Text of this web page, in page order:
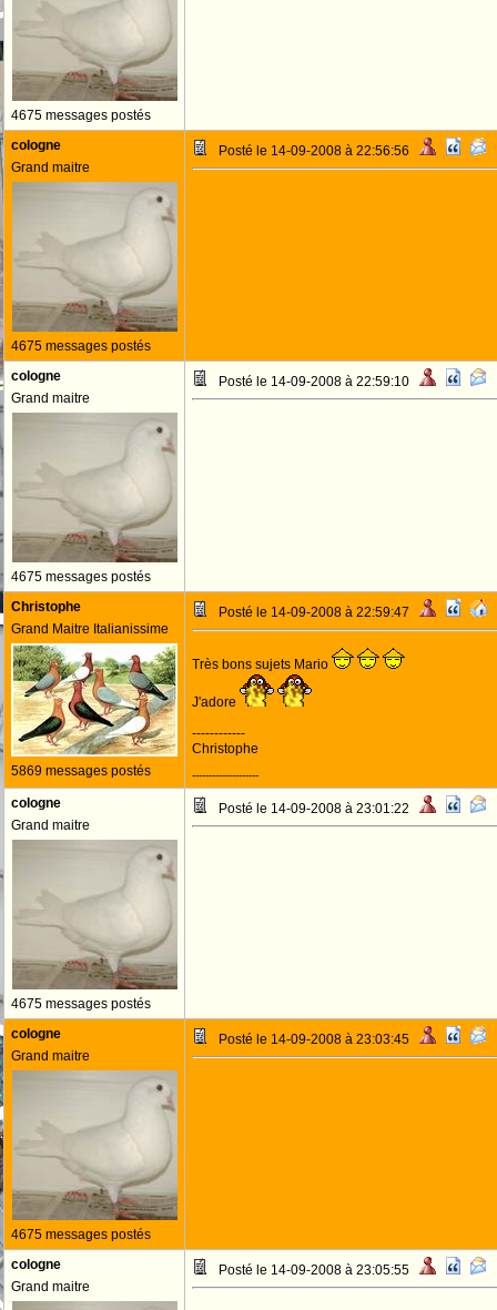
4675 messages postés
cologne
Grand maitre
4675 messages postés
Posté le 14-09-2008 à 22:56:56
cologne
Grand maitre
4675 messages postés
Posté le 14-09-2008 à 22:59:10
Christophe
Grand Maitre Italianissime
5869 messages postés
Posté le 14-09-2008 à 22:59:47
Très bons sujets Mario
J'adore
------------
Christophe
--------------------
cologne
Grand maitre
4675 messages postés
Posté le 14-09-2008 à 23:01:22
cologne
Grand maitre
4675 messages postés
Posté le 14-09-2008 à 23:03:45
cologne
Grand maitre
Posté le 14-09-2008 à 23:05:55